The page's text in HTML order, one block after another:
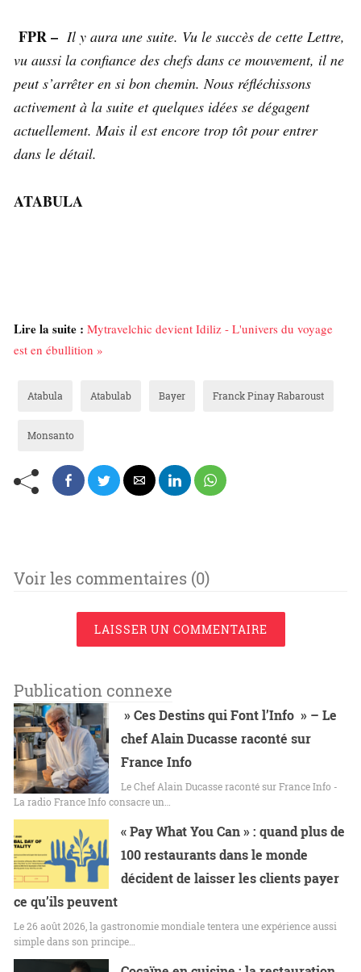
FPR – Il y aura une suite. Vu le succès de cette Lettre,
vu aussi la confiance des chefs dans ce mouvement, il ne
peut s’arrêter en si bon chemin. Nous réfléchissons
activement à la suite et quelques idées se dégagent
actuellement. Mais il est encore trop tôt pour entrer
dans le détail.
ATABULA
Lire la suite : Mytravelchic devient Idiliz - L'univers du voyage
est en ébullition »
Atabula Atabulab Bayer Franck Pinay Rabaroust
Monsanto
Voir les commentaires (0)
LAISSER UN COMMENTAIRE
Publication connexe
» Ces Destins qui Font l’Info » – Le
chef Alain Ducasse raconté sur
France Info
Le Chef Alain Ducasse raconté sur France Info -
La radio France Info consacre un…
« Pay What You Can » : quand plus de
100 restaurants dans le monde
décident de laisser les clients payer
ce qu’ils peuvent
Le 26 août 2026, la gastronomie mondiale tentera une expérience aussi
simple dans son principe…